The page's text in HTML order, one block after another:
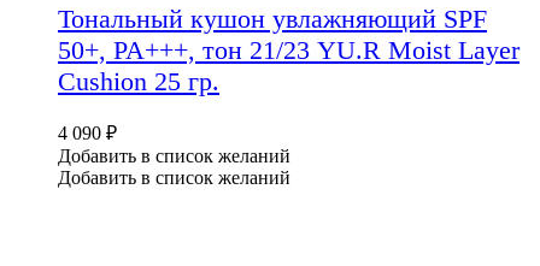
Тональный кушон увлажняющий SPF
50+, PA+++, тон 21/23 YU.R Moist Layer
Cushion 25 гр.
4 090 ₽
Добавить в список желаний
Добавить в список желаний